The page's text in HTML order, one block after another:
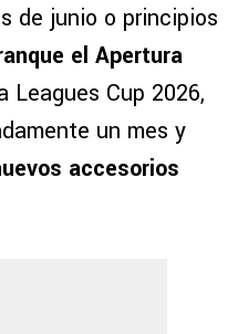
de junio o principios
el Apertura
Leagues Cup 2026,
un mes y
accesorios